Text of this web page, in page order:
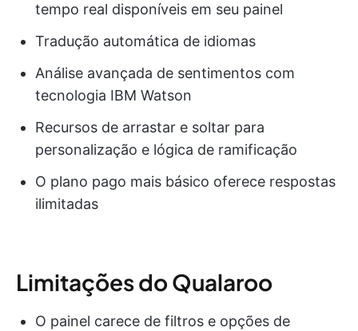
tempo real disponíveis em seu painel
Tradução automática de idiomas
Análise avançada de sentimentos com
tecnologia IBM Watson
Recursos de arrastar e soltar para
personalização e lógica de ramificação
O plano pago mais básico oferece respostas
ilimitadas
Limitações do Qualaroo
O painel carece de filtros e opções de